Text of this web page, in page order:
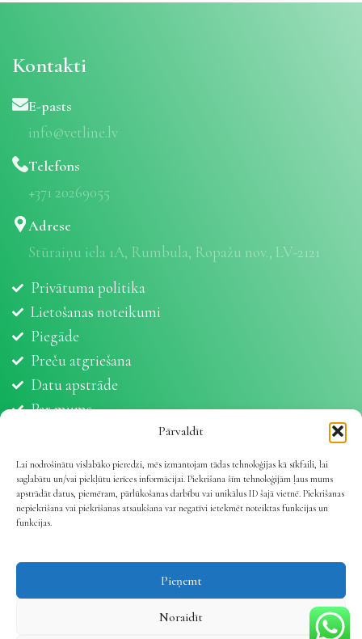
Pārvaldīt
Lai nodrošinātu vislabāko pieredzi, mēs izmantojam tādas tehnoloģijas kā sīkfaili, lai
saglabātu un/vai piekļūtu ierīces informācijai. Piekrišana šīm tehnoloģijām ļaus mums
apstrādāt datus, piemēram, pārlūkošanas darbību vai unikālus ID šajā vietnē. Piekrišanas
nepiekrišana vai piekrišanas atsaukšana var negatīvi ietekmēt noteiktas funkcijas un
funkcijas.
Pieņemt
Noraidīt
Kontakti
E-pasts
info@vetline.lv
Telefons
+371 20269055
Adrese
Stūraiņu iela 1A, Rumbula, Ropažu nov., LV-2121
Privātuma politika
Lietošanas noteikumi
Piegāde
Preču atgriešana
Datu apstrāde
Par mums
Sīkdatnes